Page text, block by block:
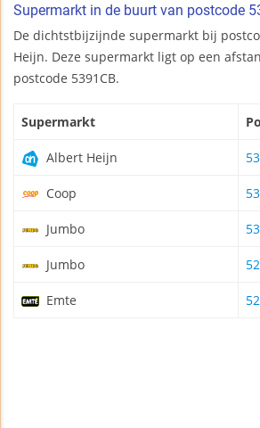
Supermarkt in de buurt van postcode
De dichtstbijzijnde supermarkt bij
Heijn. Deze supermarkt ligt op een
postcode 5391CB.
Supermarkt
Albert Heijn
Coop
Jumbo
Jumbo
Emte